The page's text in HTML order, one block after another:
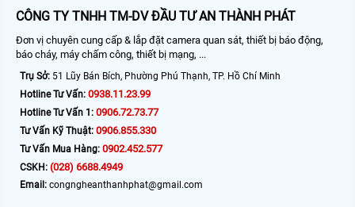
CÔNG TY TNHH TM-DV ĐẦU TƯ AN THÀNH PHÁT
Đơn vị chuyên cung cấp & lắp đặt camera quan sát, thiết bị báo động,
báo cháy, máy chấm công, thiết bị mạng, ...
Trụ Sở: 51 Lũy Bán Bích, Phường Phú Thạnh, TP. Hồ Chí Minh
Hotline Tư Vấn: 0938.11.23.99
Hotline Tư Vấn 1: 0906.72.73.77
Tư Vấn Kỹ Thuật: 0906.855.330
Tư Vấn Mua Hàng: 0902.452.577
CSKH: (028) 6688.4949
Email: congngheanthanhphat@gmail.com